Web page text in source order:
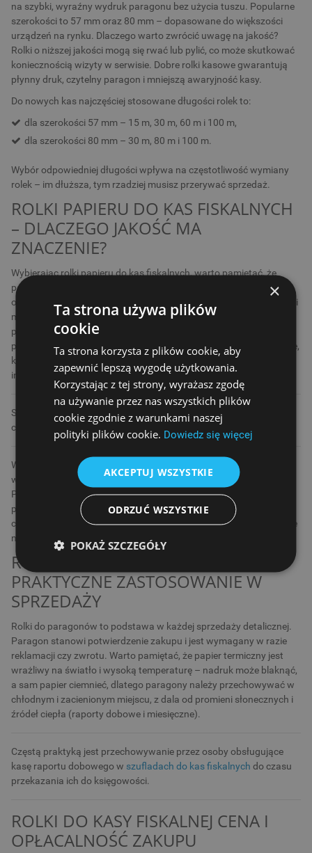
na szybki, wyraźny wydruk paragonu bez użycia tuszu. Popularne
szerokości to 57 mm oraz 80 mm – dopasowane do większości
urządzeń na rynku. Dlaczego warto zwrócić uwagę na jakość?
Rolki o niższej jakości mogą się rwać lub pylić, co może skutkować
koniecznością wizyty w serwisie. Dobre rolki kasowe gwarantują
płynny druk, czytelny paragon i mniejszą awaryjność kasy.
Do nowych kas najczęściej stosowane długości rolek to:
dla szerokości 57 mm – 15 m, 30 m, 60 m i 100 m,
dla szerokości 80 mm – 30 m, 80 m i 100 m.
Wybór odpowiedniej długości wpływa na częstotliwość wymiany
rolek – im dłuższa, tym rzadziej musisz przerywać sprzedaż.
ROLKI PAPIERU DO KAS FISKALNYCH
– DLACZEGO JAKOŚĆ MA
ZNACZENIE?
Wybierając rolki papieru do kas fiskalnych, warto pamiętać, że
paragon to dokument fiskalny, który powinien być czytelny przez
określony czas. Papier termiczny różni się trwałością – tańsze rolki
mogą blaknąć po kilku miesiącach, lepsze utrzymują czytelność
przez kilka lat. Dlatego przedsiębiorcy powinni inwestować w
papier dobrej jakości. W ofercie ESC SA dostępne są rolki termiczne,
które zapewniają trwały nadruk i sprawdzają się nawet w
intensywnie używanych urządzeniach.
Sprawdź także inne akcesoria do kas fiskalnych
, które ułatwią
codzienną pracę.
Warto wiedzieć, że nowoczesne urządzenia fiskalne obsługują
wyłącznie papier termiczny klasy A lub wyższej (np. A+, BPA Free).
Papier niskiej jakości – szczególnie cieńszy niż 48 g/m² – nie tylko
pogarsza jakość wydruku, ale także może zawierać powłoki
chemiczne niszczące głowicę drukującą. Takie uszkodzenia zwykle
nie są objęte gwarancją.
ROLKI DO PARAGONÓW –
PRAKTYCZNE ZASTOSOWANIE W
SPRZEDAŻY
Rolki do paragonów to podstawa w każdej sprzedaży detalicznej.
Paragon stanowi potwierdzenie zakupu i jest wymagany w razie
reklamacji czy zwrotu. Warto pamiętać, że papier termiczny jest
wrażliwy na światło i wysoką temperaturę – nadruk może blaknąć,
a sam papier ciemnieć, dlatego paragony należy przechowywać w
chłodnym i zacienionym miejscu, z dala od promieni słonecznych i
źródeł ciepła (raporty dobowe i miesięczne).
Częstą praktyką jest przechowywanie przez osoby obsługujące
kasę raportu dobowego w szufladach do kas fiskalnych do czasu
przekazania ich do księgowości.
ROLKI DO KASY FISKALNEJ CENA I
OPŁACALNOŚĆ ZAKUPU
×
Ta strona używa plików
cookie
Ta strona korzysta z plików cookie, aby
zapewnić lepszą wygodę użytkowania.
Korzystając z tej strony, wyrażasz zgodę
na używanie przez nas wszystkich plików
cookie zgodnie z warunkami naszej
polityki plików cookie. Dowiedz się więcej
AKCEPTUJ WSZYSTKIE
ODRZUĆ WSZYSTKIE
POKAŻ SZCZEGÓŁY